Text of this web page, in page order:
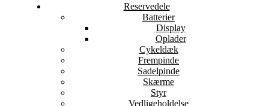
Reservedele
Batterier
Display
Oplader
Cykeldæk
Frempinde
Sadelpinde
Skærme
Styr
Vedligeholdelse